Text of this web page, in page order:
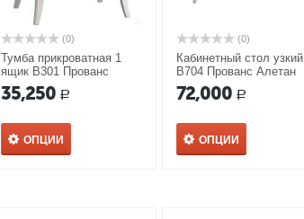
(0)
Тумба прикроватная 1
ящик В301 Прованс
Алетан
35,250 Р
ОПЦИИ
(0)
Кабинетный стол узкий
В704 Прованс Алетан
72,000 Р
ОПЦИИ